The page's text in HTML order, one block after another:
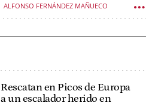
ALFONSO FERNÁNDEZ MAÑUECO
Rescatan en Picos de Europa
a un escalador herido en